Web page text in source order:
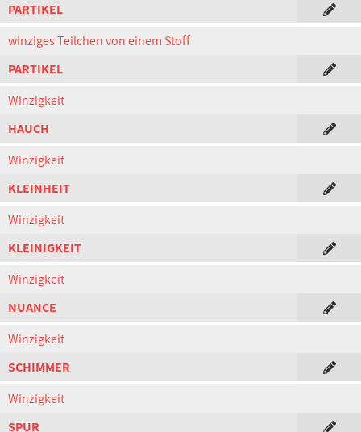
PARTIKEL
winziges Teilchen von einem Stoff
PARTIKEL
Winzigkeit
HAUCH
Winzigkeit
KLEINHEIT
Winzigkeit
KLEINIGKEIT
Winzigkeit
NUANCE
Winzigkeit
SCHIMMER
Winzigkeit
SPUR